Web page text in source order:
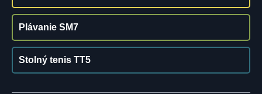
Plávanie SM7
Stolný tenis TT5